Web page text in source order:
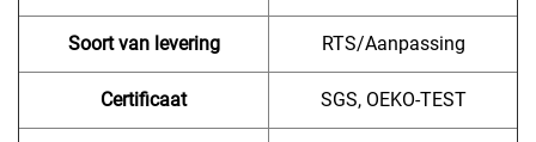
Soort van levering RTS/Aanpassing
Certificaat SGS, OEKO-TEST